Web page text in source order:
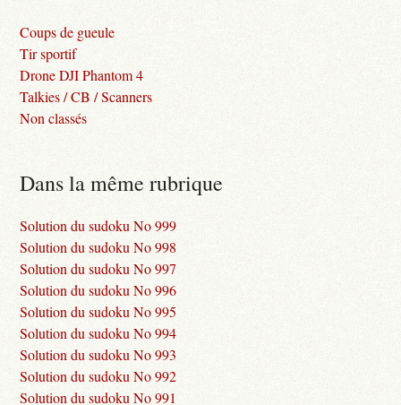
Coups de gueule
Tir sportif
Drone DJI Phantom 4
Talkies / CB / Scanners
Non classés
Dans la même rubrique
Solution du sudoku No 999
Solution du sudoku No 998
Solution du sudoku No 997
Solution du sudoku No 996
Solution du sudoku No 995
Solution du sudoku No 994
Solution du sudoku No 993
Solution du sudoku No 992
Solution du sudoku No 991